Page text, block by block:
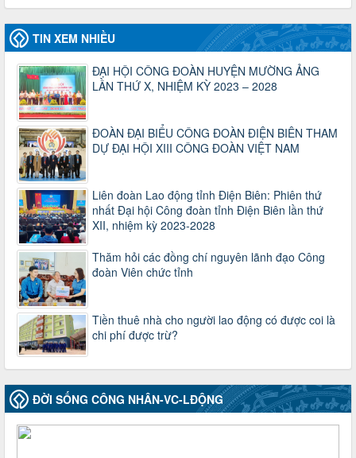
Hướng dẫn Công đoàn với việc tổ chức và hoạt động của
Ban Thanh tra Nhân dân
Thời gian đăng: 27/12/2024
lượt xem: 4957 | lượt tải:1358
35/HD-TLĐ
Hướng dẫn thực hiện một số nội dung chi liên quan đến
công tác kiểm tra, giám sát tại Công đoàn cơ sở
Thời gian đăng: 27/12/2024
lượt xem: 2082 | lượt tải:513
50/2024/QH/15
Luật Công đoàn 2024
Thời gian đăng: 25/12/2024
lượt xem: 4238 | lượt tải:324
2010-CV/TU
Tăng cường công tác lãnh đạo, chỉ đạo phát triển đoàn viên,
thành lập Công đoàn cơ sở trong các doanh nghiệp khu vực
ngoài nhà nước trên địa bàn tỉnh
Thời gian đăng: 28/10/2024
lượt xem: 1170 | lượt tải:301
1754/QĐ-TLĐ
Quyết định số 1754/QĐ-TLĐ Về việc ban hành Quy định về
nguyên tắc xây dựng và giao dự toán tài chính công đoàn
năm 2025
Thời gian đăng: 23/09/2024
lượt xem: 4206 | lượt tải:1319
TIN XEM NHIỀU
ĐẠI HỘI CÔNG ĐOÀN HUYỆN MƯỜNG ẢNG
LẦN THỨ X, NHIỆM KỲ 2023 – 2028
ĐOÀN ĐẠI BIỂU CÔNG ĐOÀN ĐIỆN BIÊN THAM
DỰ ĐẠI HỘI XIII CÔNG ĐOÀN VIỆT NAM
Liên đoàn Lao động tỉnh Điện Biên: Phiên thứ
nhất Đại hội Công đoàn tỉnh Điện Biên lần thứ
XII, nhiệm kỳ 2023-2028
Thăm hỏi các đồng chí nguyên lãnh đạo Công
đoàn Viên chức tỉnh
Tiền thuê nhà cho người lao động có được coi là
chi phí được trừ?
ĐỜI SỐNG CÔNG NHÂN-VC-LĐỘNG